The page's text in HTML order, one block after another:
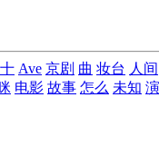
Ave 京剧 曲 妆台 人间
电影 故事 怎么 未知